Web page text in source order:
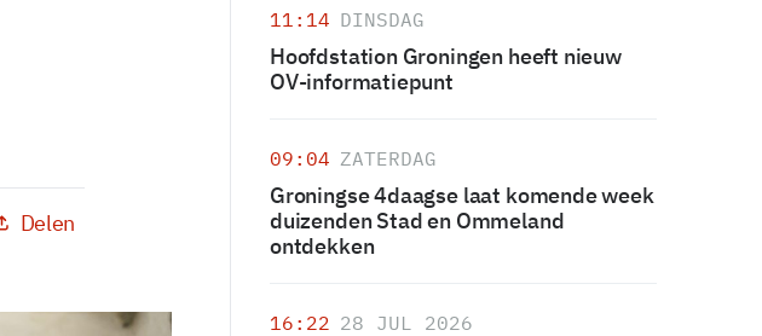
Delen
11:14 DINSDAG
Hoofdstation Groningen heeft nieuw
OV-informatiepunt
09:04 ZATERDAG
Groningse 4daagse laat komende week
duizenden Stad en Ommeland
ontdekken
16:22 28 JUL 2026